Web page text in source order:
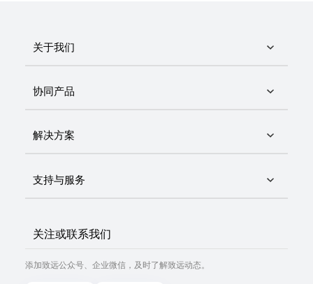
关于我们
协同产品
解决方案
支持与服务
关注或联系我们
添加致远公众号、企业微信，及时了解致远动态。